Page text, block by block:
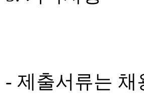
- 제출서류는